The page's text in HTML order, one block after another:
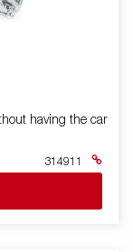
having the car
314911